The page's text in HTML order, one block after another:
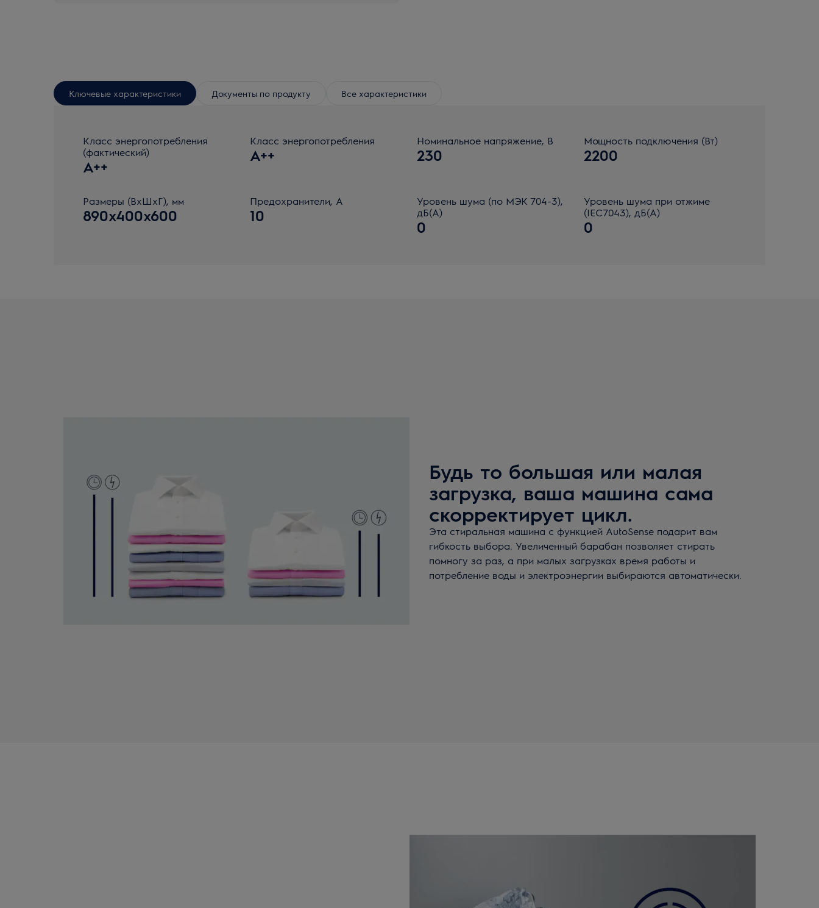
Ключевые характеристики Документы по продукту Все характеристики
Класс энергопотребления
(фактический)
A++
Класс энергопотребления
A++
Номинальное напряжение, В
230
Мощность подключения (Вт)
2200
Размеры (ВхШхГ), мм
890x400x600
Предохранители, А
10
Уровень шума (по МЭК 704-3),
дБ(А)
0
Уровень шума при отжиме
(IEC7043), дБ(А)
0
Будь то большая или малая
загрузка, ваша машина сама
скорректирует цикл.
Эта стиральная машина с функцией AutoSense подарит вам
гибкость выбора. Увеличенный барабан позволяет стирать
помногу за раз, а при малых загрузках время работы и
потребление воды и электроэнергии выбираются автоматически.